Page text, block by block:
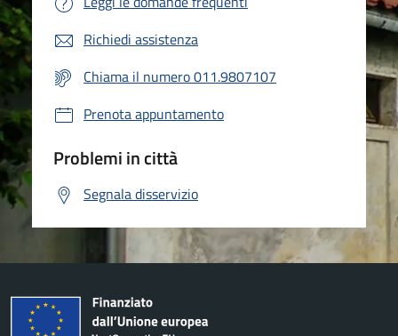
Richiedi assistenza
Chiama il numero 011.9807107
Prenota appuntamento
Problemi in città
Segnala disservizio